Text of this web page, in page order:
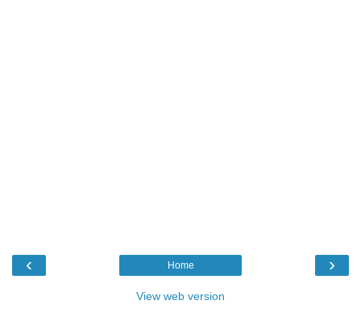
‹ ›
Home
View web version